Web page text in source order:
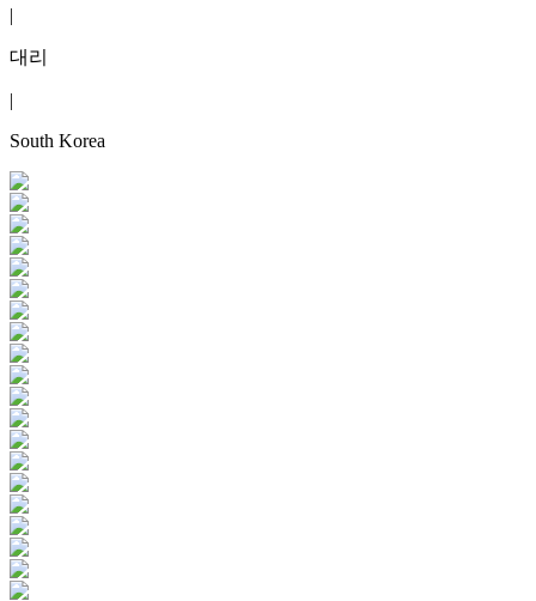
|
대리
|
South Korea